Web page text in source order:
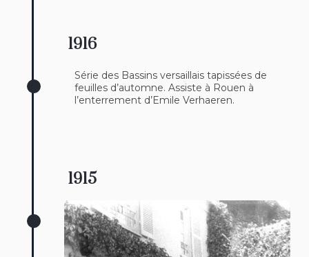
1916
Série des Bassins versaillais tapissées de
feuilles d’automne. Assiste à Rouen à
l’enterrement d’Emile Verhaeren.
1915